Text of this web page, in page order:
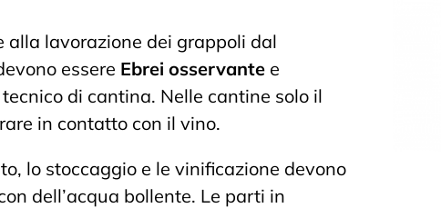
alla lavorazione dei grappoli dal
essere Ebrei osservantee
di cantina. Nelle cantine solo il
in contatto con il vino.
lo stoccaggio e le vinificazione devono
dell’acqua bollente. Le parti in